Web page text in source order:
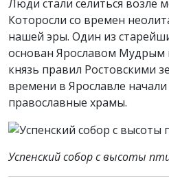
Люди стали селиться возле
Которосли со времен
нашей эры. Один из
основан Ярославом Мудрым
князь правил Ростовскими
времени в Ярославле
православные храмы.
Успенский собор с высоты